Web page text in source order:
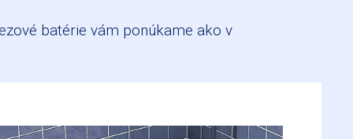
batérie vám ponúkame ako v